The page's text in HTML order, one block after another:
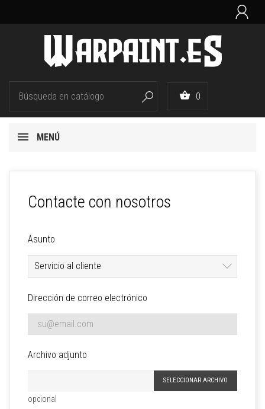

  0
MENÚ
Contacte con nosotros
Asunto
Dirección de correo electrónico
Archivo adjunto
SELECCIONAR ARCHIVO
opcional